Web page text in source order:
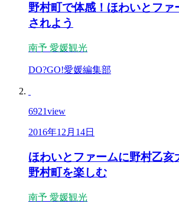
野村町で体感！ほわいとファ
されよう
南予 愛媛観光
DO?GO!愛媛編集部
6921view
2016年12月14日
ほわいとファームに野村乙亥
野村町を楽しむ
南予 愛媛観光